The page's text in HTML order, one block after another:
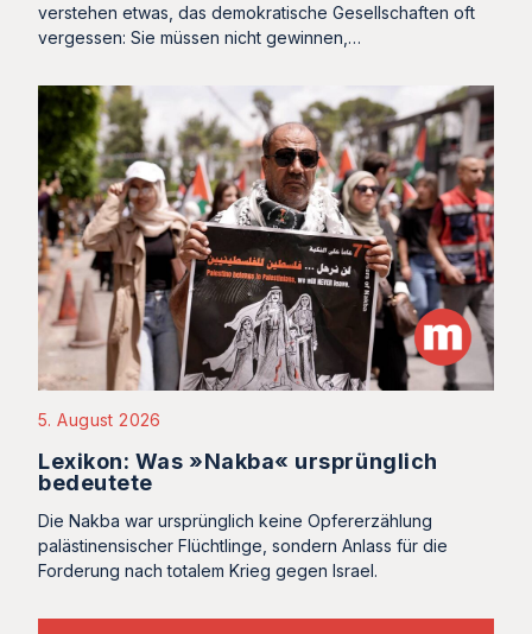
verstehen etwas, das demokratische Gesellschaften oft
vergessen: Sie müssen nicht gewinnen,…
5. August 2026
Lexikon: Was »Nakba« ursprünglich
bedeutete
Die Nakba war ursprünglich keine Opfererzählung
palästinensischer Flüchtlinge, sondern Anlass für die
Forderung nach totalem Krieg gegen Israel.